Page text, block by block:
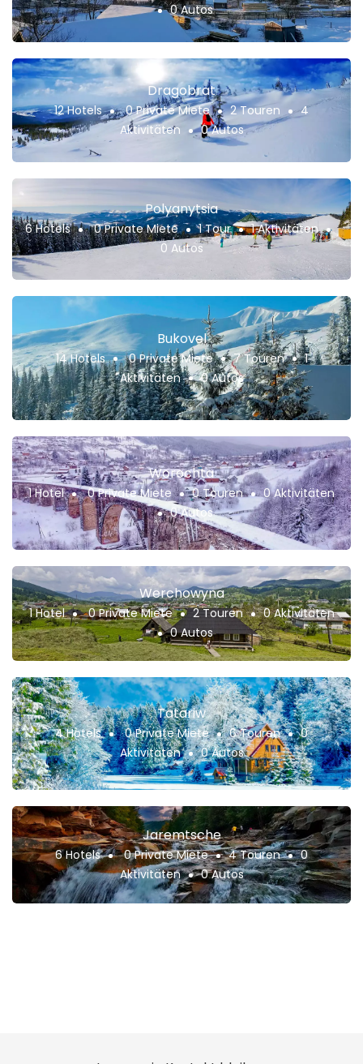
0 Autos
Dragobrat
12 Hotels 0 Private Miete 2 Touren
4
Aktivitäten
0 Autos
Polyanytsia
6 Hotels 0 Private Miete 1 Tour
1 Aktivitäten
0 Autos
Bukovel
14 Hotels 0 Private Miete 7 Touren
1
Aktivitäten
0 Autos
Worochta
1 Hotel 0 Private Miete 0 Touren
0 Aktivitäten
0 Autos
Werchowyna
1 Hotel 0 Private Miete 2 Touren
0 Aktivitäten
0 Autos
Tatariw
4 Hotels 0 Private Miete 6 Touren
0
Aktivitäten
0 Autos
Jaremtsche
6 Hotels 0 Private Miete 4 Touren
0
Aktivitäten
0 Autos